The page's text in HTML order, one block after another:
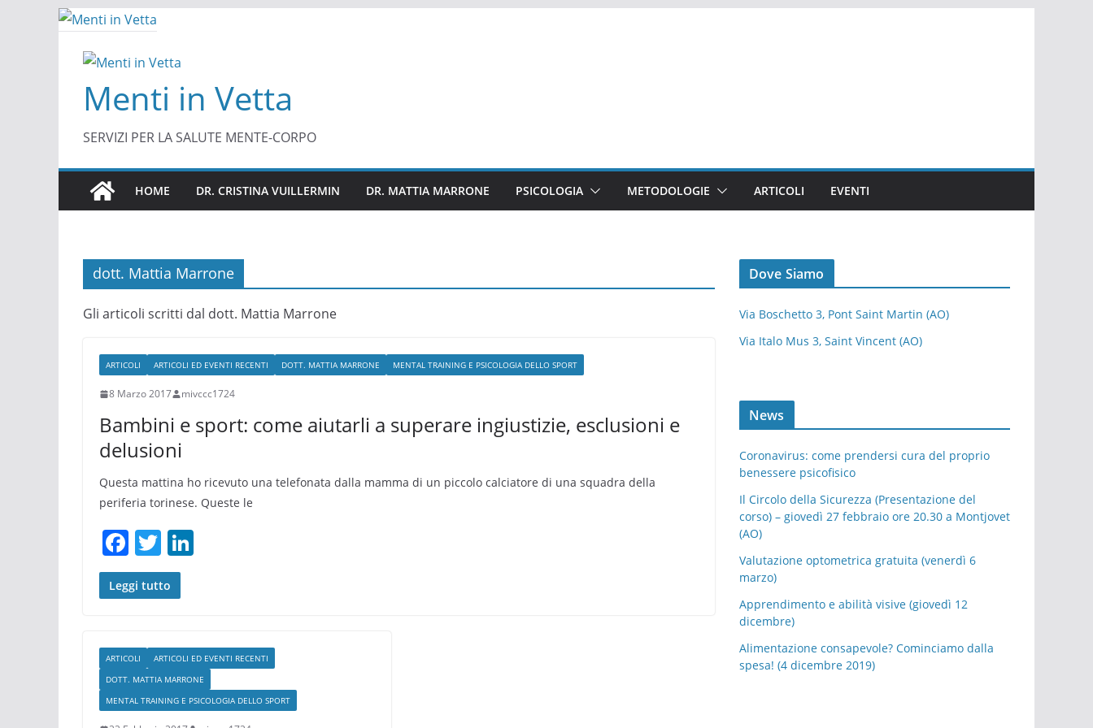
Salta
contenuto
Menti in Vetta
SERVIZI PER LA SALUTE MENTE-CORPO
HOME DR. CRISTINA VUILLERMIN DR. MATTIA MARRONE PSICOLOGIA METODOLOGIE ARTICOLI EVENTI
dott. Mattia Marrone
Gli articoli scritti dal dott. Mattia Marrone
ARTICOLI ARTICOLI ED EVENTI RECENTI DOTT. MATTIA MARRONE MENTAL TRAINING E PSICOLOGIA DELLO SPORT
8 Marzo 2017 mivccc1724
Bambini e sport: come aiutarli a superare ingiustizie, esclusioni e
delusioni
Questa mattina ho ricevuto una telefonata dalla mamma di un piccolo calciatore di una squadra della
periferia torinese. Queste le
F
a
c
b
o
o
T
w
itt
dI
n
Leggi tutto
ARTICOLI
ARTICOLI ED EVENTI RECENTI
DOTT. MATTIA MARRONE
MENTAL TRAINING E PSICOLOGIA DELLO SPORT
Dove Siamo
Via Boschetto 3, Pont Saint Martin (AO)
Via Italo Mus 3, Saint Vincent (AO)
News
Coronavirus: come prendersi cura del proprio
benessere psicofisico
Il Circolo della Sicurezza (Presentazione del
corso) – giovedì 27 febbraio ore 20.30 a Montjovet
(AO)
Valutazione optometrica gratuita (venerdì 6
marzo)
Apprendimento e abilità visive (giovedì 12
dicembre)
Alimentazione consapevole? Cominciamo dalla
spesa! (4 dicembre 2019)